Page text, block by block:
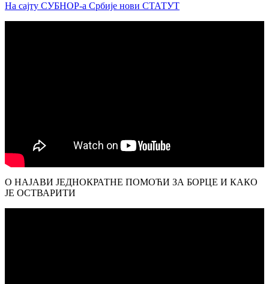
На сајту СУБНОР-а Србије нови СТАТУТ
О НАЈАВИ ЈЕДНОКРАТНЕ ПОМОЋИ ЗА БОРЦЕ И КАКО
ЈЕ ОСТВАРИТИ